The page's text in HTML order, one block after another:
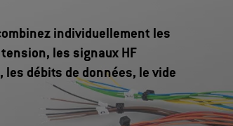
individuellement les
les signaux HF
les débits de données, le vide